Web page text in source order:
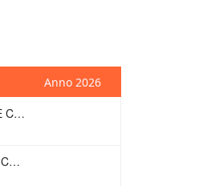
Anno 2026
Sal Da Vinci – Rossetto E Caffè
Cesare Cremonini – Ora Che Non Ho Più Te